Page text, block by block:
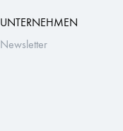
UNTERNEHMEN
Newsletter